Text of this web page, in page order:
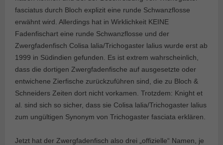
fasciatus durch Bloch explizit eine runde Schwanzflosse
erwähnt wird. Allerdings hat in Wirklichkeit KEINE
Fadenfischart eine runde Schwanzflosse und der
Zwergfadenfisch Colisa lalia/Trichogaster lalius wurde erst ab
1999 in Südindien gefunden. Es ist extrem wahrscheinlich,
dass die dortigen Zwergfadenfische auf ausgesetzte oder
entwichene Zierfische zurückzuführen sind, die zu Bloch &
Schneiders Zeiten dort nicht vorkamen. Trotzdem: Knight et
al. sind sich so sicher, dass sie Colisa lalia/Trichogaster lalius
zum ungültigen Synonym von Trichogaster fasciata erklären.
Jetzt hat der Zwergfadenfisch also drei „offizielle“ Namen, je